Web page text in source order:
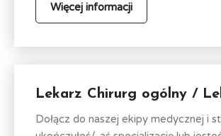
Więcej informacji
Lekarz Chirurg ogólny /
Dołącz do naszej ekipy medycznej i